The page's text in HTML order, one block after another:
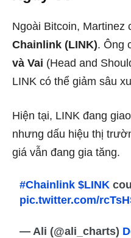
Ngoài Bitcoin, Martinez
Chainlink (LINK). Ông
và Vai (Head and
LINK có thể giảm sâu
Hiện tại, LINK đang
nhưng dấu hiệu thị
giá vẫn đang gia tăng.
#Chainlink $LINK
pic.twitter.com/
— Ali (@ali_charts)